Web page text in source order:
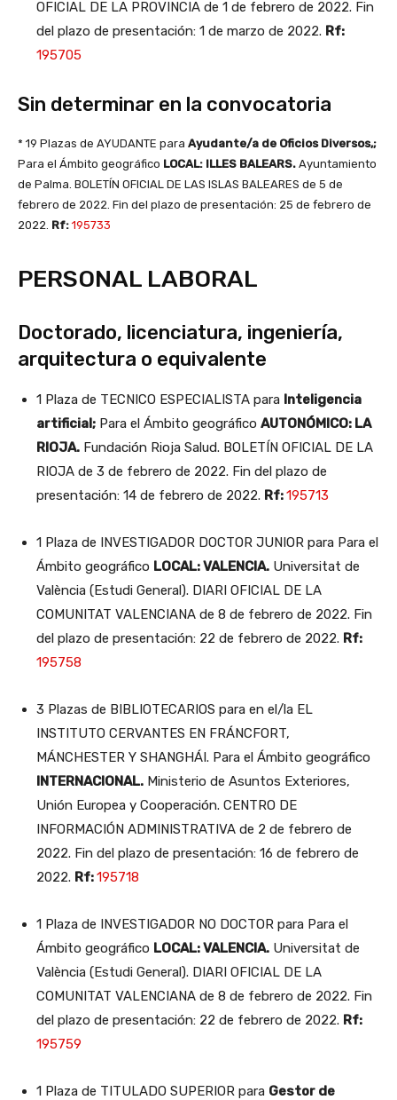
OFICIAL DE LA PROVINCIA de 1 de febrero de 2022. Fin
del plazo de presentación: 1 de marzo de 2022. Rf:
195705
Sin determinar en la convocatoria
* 19 Plazas de AYUDANTE para Ayudante/a de Oficios Diversos,;
Para el Ámbito geográfico LOCAL: ILLES BALEARS. Ayuntamiento
de Palma. BOLETÍN OFICIAL DE LAS ISLAS BALEARES de 5 de
febrero de 2022. Fin del plazo de presentación: 25 de febrero de
2022. Rf: 195733
PERSONAL LABORAL
Doctorado, licenciatura, ingeniería,
arquitectura o equivalente
1 Plaza de TECNICO ESPECIALISTA para Inteligencia
artificial; Para el Ámbito geográfico AUTONÓMICO: LA
RIOJA. Fundación Rioja Salud. BOLETÍN OFICIAL DE LA
RIOJA de 3 de febrero de 2022. Fin del plazo de
presentación: 14 de febrero de 2022. Rf:195713
1 Plaza de INVESTIGADOR DOCTOR JUNIOR para Para el
Ámbito geográfico LOCAL: VALENCIA. Universitat de
València (Estudi General). DIARI OFICIAL DE LA
COMUNITAT VALENCIANA de 8 de febrero de 2022. Fin
del plazo de presentación: 22 de febrero de 2022. Rf:
195758
3 Plazas de BIBLIOTECARIOS para en el/la EL
INSTITUTO CERVANTES EN FRÁNCFORT,
MÁNCHESTER Y SHANGHÁI. Para el Ámbito geográfico
INTERNACIONAL. Ministerio de Asuntos Exteriores,
Unión Europea y Cooperación. CENTRO DE
INFORMACIÓN ADMINISTRATIVA de 2 de febrero de
2022. Fin del plazo de presentación: 16 de febrero de
2022. Rf:195718
1 Plaza de INVESTIGADOR NO DOCTOR para Para el
Ámbito geográfico LOCAL: VALENCIA. Universitat de
València (Estudi General). DIARI OFICIAL DE LA
COMUNITAT VALENCIANA de 8 de febrero de 2022. Fin
del plazo de presentación: 22 de febrero de 2022. Rf:
195759
1 Plaza de TITULADO SUPERIOR para Gestor de